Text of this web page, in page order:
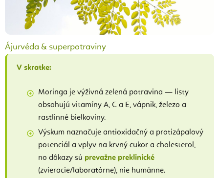
Ájurvéda & superpotraviny
V skratke:
Moringa je výživná zelená potravina — listy
obsahujú vitamíny A, C a E, vápnik, železo a
rastlinné bielkoviny.
Výskum naznačuje antioxidačný a protizápalový
potenciál a vplyv na krvný cukor a cholesterol,
no dôkazy sú prevažne preklinické
(zvieracie/laboratórne), nie humánne.